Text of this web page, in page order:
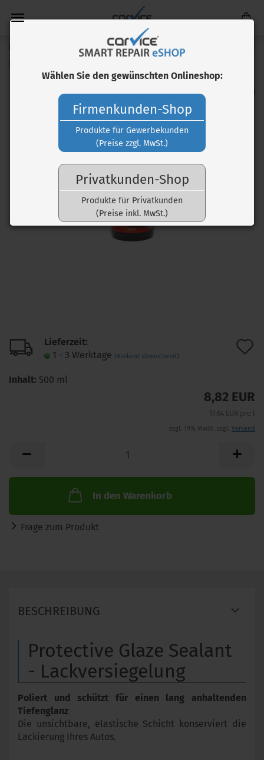
Wählen Sie den gewünschten Onlineshop:
Firmenkunden-Shop
Produkte für Gewerbekunden
(Preise zzgl. MwSt.)
Privatkunden-Shop
Produkte für Privatkunden
(Preise inkl. MwSt.)
Protective Glaze Sealant - Lackversiegelung
Lieferzeit:
1 - 3 Werktage (Ausland abweichend)
Inhalt: 500 ml
8,82 EUR
17,64 EUR pro l
zzgl. 19% MwSt. zzgl. Versand
In den Warenkorb
Frage zum Produkt
BESCHREIBUNG
Protective Glaze Sealant
- Lackversiegelung
Poliert und schützt für einen lang anhaltenden
Tiefenglanz
Die unsichtbare, elastische Schicht konserviert die
Lackierung Ihres Autos.